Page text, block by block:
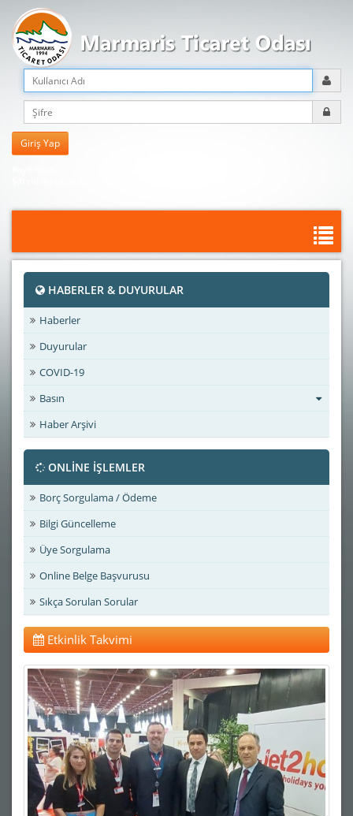
HABERLER & DUYURULAR
Haberler
Duyurular
COVID-19
Basın
Haber Arşivi
ONLİNE İŞLEMLER
Borç Sorgulama / Ödeme
Bilgi Güncelleme
Üye Sorgulama
Online Belge Başvurusu
Sıkça Sorulan Sorular
Etkinlik Takvimi